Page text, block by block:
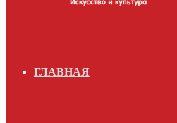
ГЛАВНАЯ